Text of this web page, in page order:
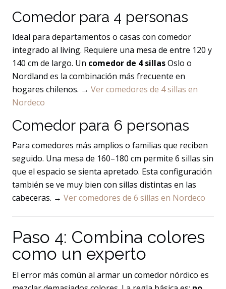
Comedor para 4 personas
Ideal para departamentos o casas con comedor
integrado al living. Requiere una mesa de entre 120 y
140 cm de largo. Un comedor de 4 sillasOslo o
Nordland es la combinación más frecuente en
hogares chilenos. → Ver comedores de 4 sillas en
Nordeco
Comedor para 6 personas
Para comedores más amplios o familias que reciben
seguido. Una mesa de 160–180 cm permite 6 sillas sin
que el espacio se sienta apretado. Esta configuración
también se ve muy bien con sillas distintas en las
cabeceras. → Ver comedores de 6 sillas en Nordeco
Paso 4: Combina colores
como un experto
El error más común al armar un comedor nórdico es